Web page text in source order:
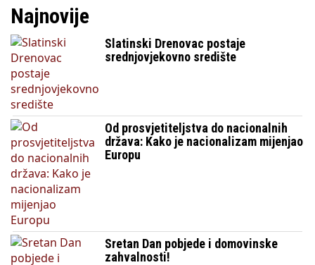
Najnovije
Slatinski Drenovac postaje
srednjovjekovno središte
Od prosvjetiteljstva do nacionalnih
država: Kako je nacionalizam mijenjao
Europu
Sretan Dan pobjede i domovinske
zahvalnosti!